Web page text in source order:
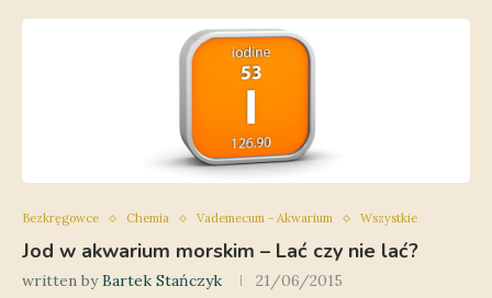
Bezkręgowce Chemia Vademecum - Akwarium Wszystkie
Jod w akwarium morskim – Lać czy nie lać?
written byBartek Stańczyk 21/06/2015